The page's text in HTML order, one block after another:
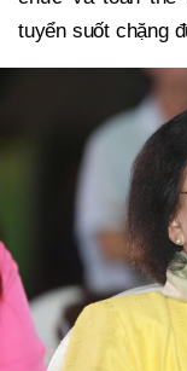
tuyển suốt chặng